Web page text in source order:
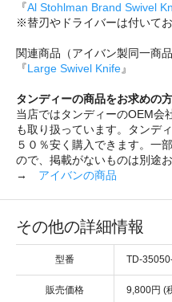
『Al Stohlman Brand Swivel
※替刃やドライバーは付いてお
関連商品（アイバン製同一商品
『Large Swivel Knife』
タンディーの商品をお求めの
当店ではタンディーのOEM会
も取り扱っています。タンデ
５０％安く購入できます。一
ので、掲載がないものは別途
→ アイバンの商品
その他の詳細情報
型番 TD-
販売価格 9,800円 (